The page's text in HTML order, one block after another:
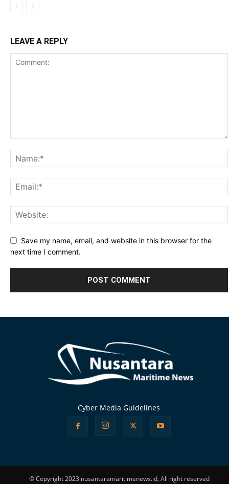
LEAVE A REPLY
Save my name, email, and website in this browser for the
next time I comment.
Cyber Media Guidelines
© Copyright 2023 nusantaramaritimenews.id, All right reserved